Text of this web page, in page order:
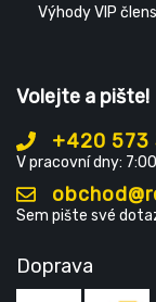
Výhody VIP
Volejte a pište!
+420 573
V pracovní dny:
Sem pište své
Doprava